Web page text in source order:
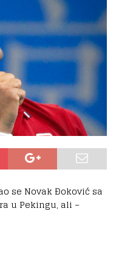
se Novak Đoković sa
u Pekingu, ali –